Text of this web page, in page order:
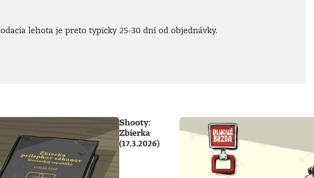
lehota je preto typicky 25-30 dní od objednávky.
Shooty:
Zbierka
(17.3.2026)